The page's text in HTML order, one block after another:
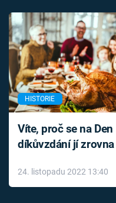
HISTORIE
Víte, proč se na Den
díkůvzdání jí zrovna
24. listopadu 2022 13:40